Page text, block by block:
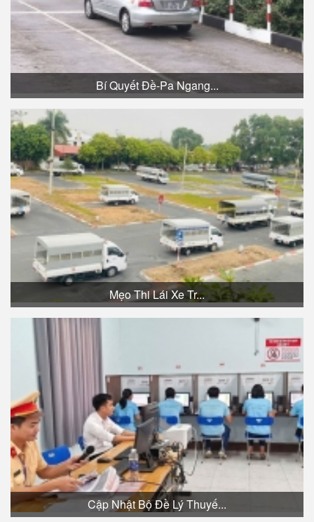
Bí Quyết Đề-Pa Ngang...
Mẹo Thi Lái Xe Tr...
Cập Nhật Bộ Đề Lý Thuyế...